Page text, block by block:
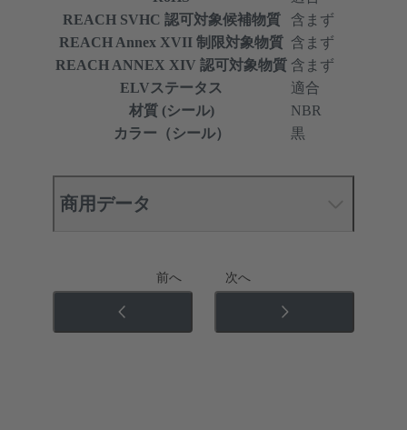
REACH SVHC 認可対象候補物質
含まず
REACH Annex XVII 制限対象物質 含まず
REACH ANNEX XIV 認可対象物質 含まず
ELVステータス
適合
材質 (シール)
NBR
カラー（シール）
黒
商用データ
前へ 次へ